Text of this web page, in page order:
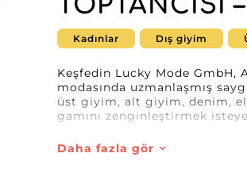
Kadınlar Dış giyim
Keşfedin Lucky Mode GmbH,
modasında uzmanlaşmış
üst giyim, alt giyim, denim,
gamını zenginleştirmek
Bu toptancı, stili kaliteyle
eksiksiz karşılar. Ürünlerini
Daha fazla gör